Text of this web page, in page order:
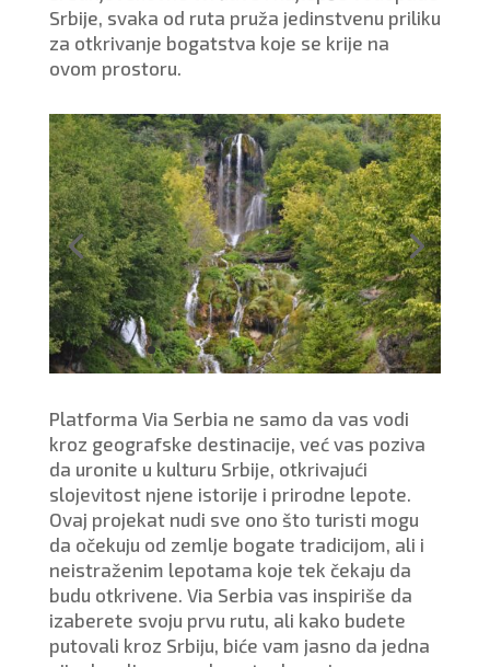
Srbije, svaka od ruta pruža jedinstvenu priliku
za otkrivanje bogatstva koje se krije na
ovom prostoru.
Platforma Via Serbia ne samo da vas vodi
kroz geografske destinacije, već vas poziva
da uronite u kulturu Srbije, otkrivajući
slojevitost njene istorije i prirodne lepote.
Ovaj projekat nudi sve ono što turisti mogu
da očekuju od zemlje bogate tradicijom, ali i
neistraženim lepotama koje tek čekaju da
budu otkrivene. Via Serbia vas inspiriše da
izaberete svoju prvu rutu, ali kako budete
putovali kroz Srbiju, biće vam jasno da jedna